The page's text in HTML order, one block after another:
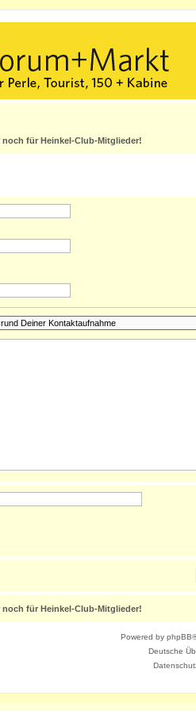
für Heinkel-Club-Mitglieder!
für Heinkel-Club-Mitglieder!
Powered by phpBB
Deutsche